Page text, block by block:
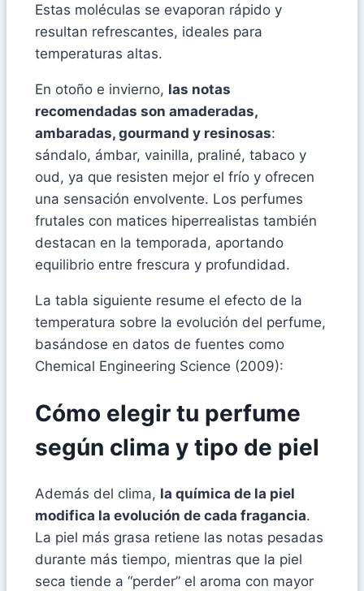
Estas moléculas se evaporan rápido y
resultan refrescantes, ideales para
temperaturas altas.
En otoño e invierno, las notas
recomendadas son amaderadas,
ambaradas, gourmand y resinosas:
sándalo, ámbar, vainilla, praliné, tabaco y
oud, ya que resisten mejor el frío y ofrecen
una sensación envolvente. Los perfumes
frutales con matices hiperrealistas también
destacan en la temporada, aportando
equilibrio entre frescura y profundidad.
La tabla siguiente resume el efecto de la
temperatura sobre la evolución del perfume,
basándose en datos de fuentes como
Chemical Engineering Science (2009):
Cómo elegir tu perfume
según clima y tipo de piel
Además del clima, la química de la piel
modifica la evolución de cada fragancia.
La piel más grasa retiene las notas pesadas
durante más tiempo, mientras que la piel
seca tiende a “perder” el aroma con mayor